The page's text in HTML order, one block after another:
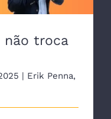
não troca
| Erik Penna,